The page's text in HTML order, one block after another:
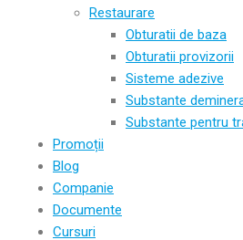
Restaurare
Obturatii de baza
Obturatii provizorii
Sisteme adezive
Substante
Substante pentru
Promoții
Blog
Companie
Documente
Cursuri